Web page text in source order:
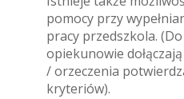
pomocy przy
pracy przedszkola.
opiekunowie
/ orzeczenia
kryteriów).